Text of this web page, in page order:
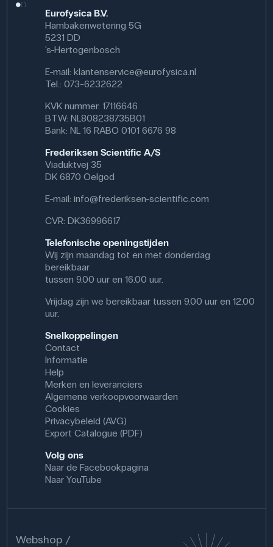
Eurofysica B.V.
Hambakenwetering 5G
5231 DD
's-Hertogenbosch
E-mail:klantenservice@eurofysica.nl
Tel.: 073-6232622
KVK nummer: 17116646
BTW: NL808238735B01
Bank: NL 16 RABO 0101 6676 98
Frederiksen Scientific A/S
Viaduktvej 35
DK 6870 Oelgod
E-mail:info@frederiksen-scientific.com
CVR: DK36996617
Telefonische openingstijden
Wij zijn maandag tot en met donderdag
bereikbaar
tussen 9.00 uur en 16.00 uur.
Vrijdag zijn we bereikbaar tussen 9.00 uur en 12.00
uur.
Snelkoppelingen
Contact
Informatie
Help
Merken en leveranciers
Algemene verkoopvoorwaarden
Cookies
Privacybeleid (AVG)
Export Catalogue (PDF)
Volg ons
Naar de Facebookpagina
Naar YouTube
Webshop